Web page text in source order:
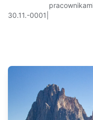
30.11.-0001